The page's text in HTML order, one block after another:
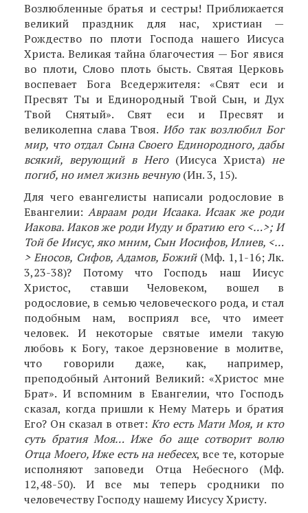
Возлюбленные братья и сестры! Приближается
великий праздник для нас, христиан —
Рождество по плоти Господа нашего Иисуса
Христа. Великая тайна благочестия — Бог явися
во плоти, Слово плоть бысть. Святая Церковь
воспевает Бога Вседержителя: «Свят еси и
Пресвят Ты и Едино­родный Твой Сын, и Дух
Твой Снятый». Свят еси и Пресвят и
великолепна слава Твоя. Ибо так возлюбил Бог
мир, что отдал Сына Своего Едино­родного, дабы
всякий, верующий в Него(Иисуса Христа) не
погиб, но имел жизнь вечную(Ин. 3, 15).
Для чего евангелисты написали родословие в
Евангелии: Авраам роди Исаака. Исаак же роди
Иакова. Иаков же роди Иуду и братию его <…>; И
Той бе Иисус, яко мним, Сын Иосифов, Илиев, <…
> Еносов, Сифов, Адамов, Божий (Мф. 1,1-16; Лк.
3,23-38)? Потому что Господь наш Иисус
Христос, ставши Человеком, вошел в
родословие, в семью человеческого рода, и стал
подобным нам, восприял все, что имеет
человек. И некоторые святые имели такую
любовь к Богу, такое дерзновение в молитве,
что говорили даже, как, например,
преподобный Антоний Великий: «Христос мне
Брат». И вспомним в Евангелии, что Господь
сказал, когда пришли к Нему Матерь и братия
Его? Он сказал в ответ: Кто есть Мати Моя, и кто
суть братия Моя… Иже бо аще сотворит волю
Отца Моего, Иже есть на небесех, все те, которые
исполняют заповеди Отца Небесного (Мф.
12,48-50). И все мы теперь сродники по
человечеству Господу нашему Иисусу Христу.